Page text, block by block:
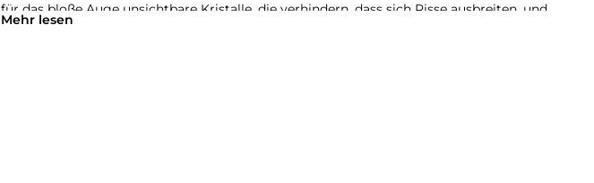
für das bloße Auge unsichtbare Kristalle, die verhindern, dass sich Risse ausbreiten, und
die eine Festigkeit ermöglichen, die mit herkömmlichem Glas nicht erreicht werden
Mehr lesen